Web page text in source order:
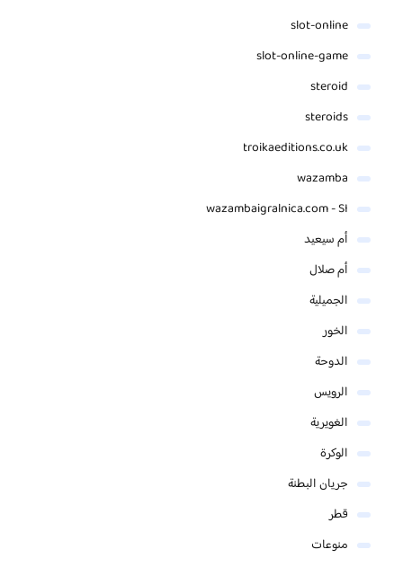
slot-online
slot-online-game
steroid
steroids
troikaeditions.co.uk
wazamba
wazambaigralnica.com - SI
أم سيعيد
أم صلال
الجميلية
الخور
الدوحة
الرويس
الغويرية
الوكرة
جريان البطنة
قطر
منوعات